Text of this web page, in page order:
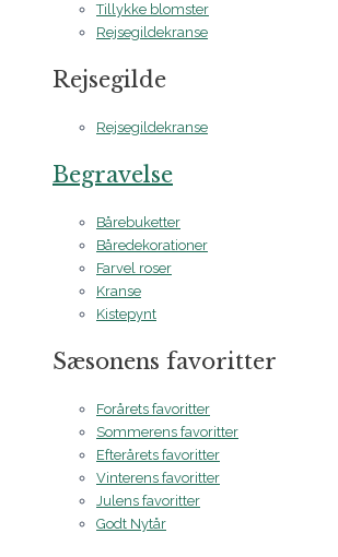
Tillykke blomster
Rejsegildekranse
Rejsegilde
Rejsegildekranse
Begravelse
Bårebuketter
Båredekorationer
Farvel roser
Kranse
Kistepynt
Sæsonens favoritter
Forårets favoritter
Sommerens favoritter
Efterårets favoritter
Vinterens favoritter
Julens favoritter
Godt Nytår